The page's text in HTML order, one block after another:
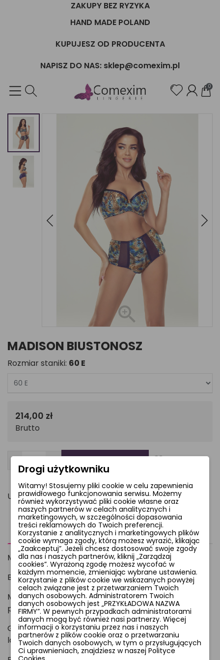
ZAKUPY BEZ RYZYKA
HAND MADE POLAND
KUPUJESZ OD PRODUCENTA
NAPISZ DO NAS: sklep@comexim.pl
0
MADISON BIUSTONOSZ
Rozmiar staniki: 60 E
214,00 zł
Brutto
− + Dodaj do koszyka
Udostępnij
Opis Komentarze
MADISON BIUSTONOSZ
Biustonosz wykonany z delikatnej pianki w stylu 3HC.
Miseczki i boczki wykonane z pięknej dzianiny w
piękną kolorową panterkę.
Góra miseczki wykończona granatową atłasową
lamówką .
Drogi użytkowniku
Witamy! Stosujemy pliki cookie w celu zapewnienia
prawidłowego funkcjonowania serwisu. Możemy
również wykorzystywać pliki cookie własne oraz
naszych partnerów w celach analitycznych i
marketingowych, w szczególności dopasowania
treści reklamowych do Twoich preferencji.
Korzystanie z analitycznych i marketingowych plików
cookie wymaga zgody, którą możesz wyrazić, klikając
„Zaakceptuj”. Jeżeli chcesz dostosować swoje zgody
dla nas i naszych partnerów, kliknij „Zarządzaj
cookies”. Wyrażoną zgodę możesz wycofać w
każdym momencie, zmieniając wybrane ustawienia.
Korzystanie z plików cookie we wskazanych powyżej
celach związane jest z przetwarzaniem Twoich
danych osobowych. Administratorem Twoich
danych osobowych jest „PRZYKŁADOWA NAZWA
FIRMY”. W pewnych przypadkach administratorami
danych mogą być również nasi partnerzy. Więcej
informacji o korzystaniu przez nas i naszych
partnerów z plików cookie oraz o przetwarzaniu
Twoich danych osobowych, w tym o przysługujących
Ci uprawnieniach, znajdziesz w naszej Polityce